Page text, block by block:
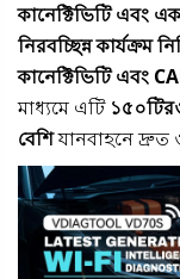
কানেক্টিভিটি এবং
নিরবচ্ছিন্ন
কানেক্টিভিটি এবং
মাধ্যমে এটি
বেশিযানবাহনে